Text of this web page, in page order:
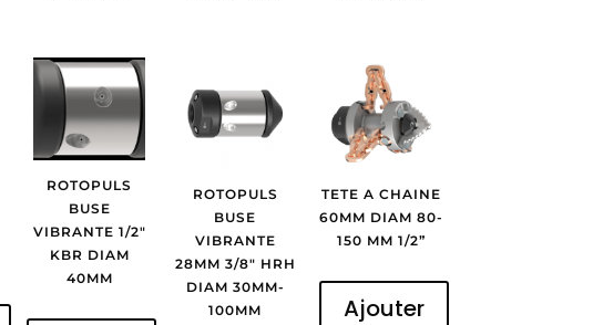
ROTOPULS
BUSE
VIBRANTE 1/2″
KBR DIAM
40MM
ROTOPULS
BUSE
VIBRANTE
28MM 3/8″ HRH
DIAM 30MM-
100MM
TETE A CHAINE
60MM DIAM 80-
150 MM 1/2”
Ajouter